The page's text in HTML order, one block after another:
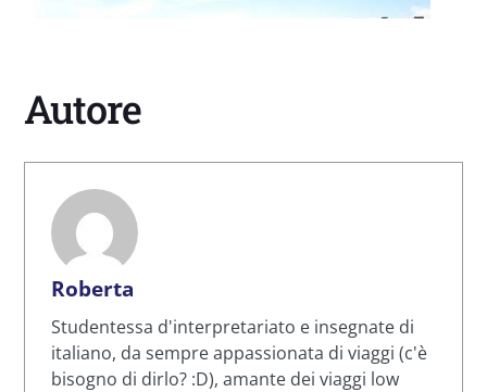
Autore
Roberta
Studentessa d'interpretariato e insegnate di
italiano, da sempre appassionata di viaggi (c'è
bisogno di dirlo? :D), amante dei viaggi low